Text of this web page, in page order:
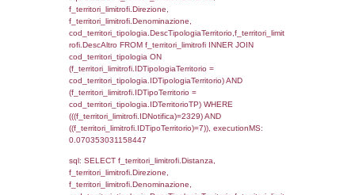
(f_territori_limitrofi.IDTipologiaTerritorio =
cod_territori_tipologia.IDTipologiaTerritorio
f_territori_limitrofi.IDTipoTerritorio =
cod_territori_tipologia.IDTerritorioTP )
((f_territori_limitrofi.IDNotifica) = 2329 ) AND
cod_territori_tipologia.IDTerritorioTP = 1)
executionMS: 0.056103944778442
sql: SELECT f_territori_limitrofi.Distanza,
f_territori_limitrofi.Direzione,